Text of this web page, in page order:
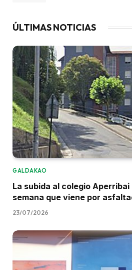
ÚLTIMAS NOTICIAS
GALDAKAO
La subida al colegio
semana que viene por
23/07/2026